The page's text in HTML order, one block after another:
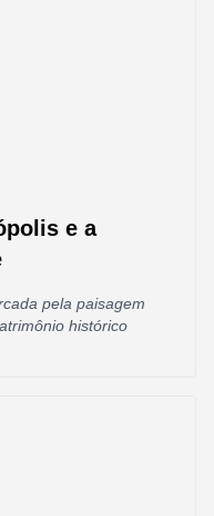
e a
pela paisagem
histórico